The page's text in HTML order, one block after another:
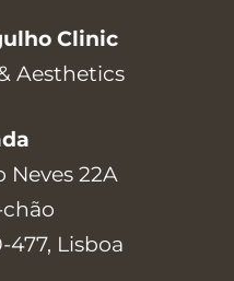
Clinic
Aesthetics
Neves 22A
477, Lisboa